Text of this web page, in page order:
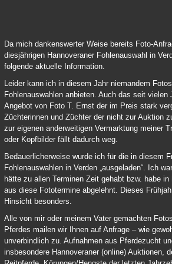
Verden Online Fohlenauktion
Da mich dankenswerter Weise bereits Foto-
diesjährigen Hannoveraner Fohlenauswahl in
folgende aktuelle Information.
Leider kann ich in diesem Jahr niemandem
Fohlenauswahlen anbieten. Auch das seit vielen
Angebot von Foto T. Ernst der im Preis stark
Züchterinnen und Züchter der nicht zur Auktion
zur eigenen anderweitigen Vermarktung meiner
oder Kopfbilder fällt dadurch weg.
Bedauerlicherweise wurde ich für die in diesem
Fohlenauswahlen in Verden „ausgeladen“. Ich
hätte zu allen Terminen Zeit gehabt bzw. habe
aus diese Fototermine abgelehnt. Dieses
Hinsicht besonders.
Alle von mir oder meinem Vater gemachten
Pferdes mailen wir Ihnen auf Anfrage – wie
unverbindlich zu. Aufnahmen aus Pferdezucht
insbesondere Hannoveraner (online) Auktionen,